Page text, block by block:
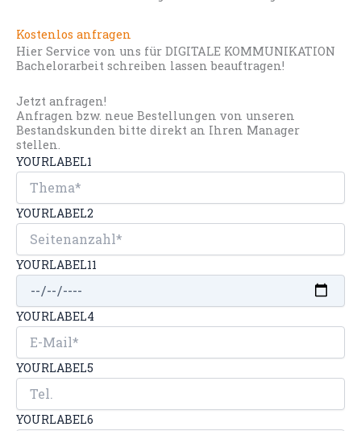
Kostenlos anfragen
Hier Service von uns für DIGITALE KOMMUNIKATION
Bachelorarbeit schreiben lassen beauftragen!
Jetzt anfragen!
Anfragen bzw. neue Bestellungen von unseren
Bestandskunden bitte direkt an Ihren Manager
stellen.
YOURLABEL1
YOURLABEL2
YOURLABEL11
YOURLABEL4
YOURLABEL5
YOURLABEL6